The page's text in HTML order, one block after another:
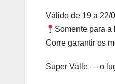
Válido de 19 a 22/
Somente para
Corre garantir os
Super Valle — o